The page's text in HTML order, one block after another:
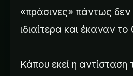
«πράσινες» πάντως
ιδιαίτερα και έκαναν το
Κάπου εκεί η αντίσταση